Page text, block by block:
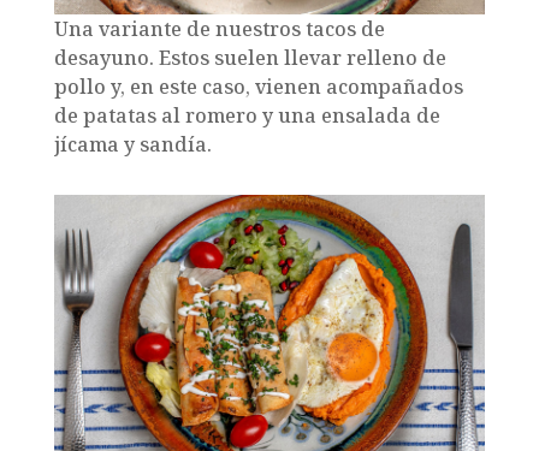
Una variante de nuestros tacos de
desayuno. Estos suelen llevar relleno de
pollo y, en este caso, vienen acompañados
de patatas al romero y una ensalada de
jícama y sandía.